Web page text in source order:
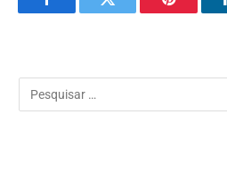
FacebookTwitter Pinterest